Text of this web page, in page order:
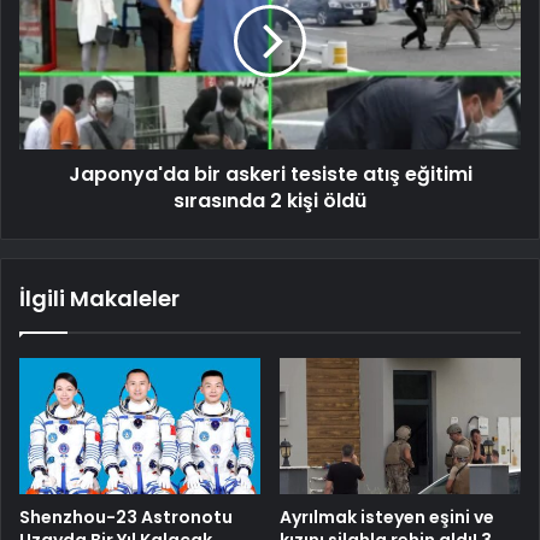
Japonya'da bir askeri tesiste atış eğitimi
sırasında 2 kişi öldü
İlgili Makaleler
Shenzhou-23 Astronotu
Ayrılmak isteyen eşini ve